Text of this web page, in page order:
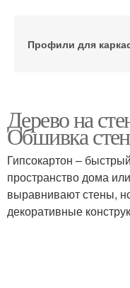
Профили для
деревянный
Дерево на
Обшивка
Гипсокартон –
пространство дома
выравнивают стены,
декоративные